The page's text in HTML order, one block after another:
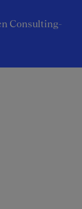
Consulting-